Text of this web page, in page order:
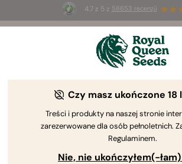
4.7 z 5 z 58653 recenzji
PROMOCJA 2x1-
The RQS Blog
Odmiany i
Czy masz ukończone 18
Treści i produkty na naszej stronie
zarezerwowane dla osób pełnoletnich.
Regulaminem.
Nie, nie ukończyłem(-